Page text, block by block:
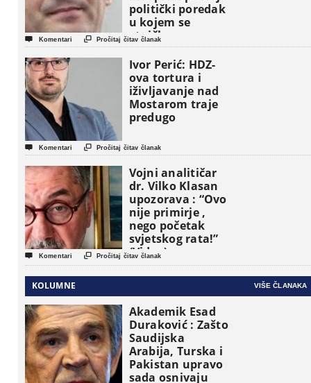
politički poredak
u kojem se
etničke grupe
pojavljuju kao
osnovne
političke jedinice
 Komentari  Pročitaj čitav članak
Ivor Perić: HDZ-
ova tortura i
iživljavanje nad
Mostarom traje
predugo
 Komentari  Pročitaj čitav članak
Vojni analitičar
dr. Vilko Klasan
upozorava : “Ovo
nije primirje ,
nego početak
svjetskog rata!”
(Video)
 Komentari  Pročitaj čitav članak
KOLUMNE VIŠE ČLANAKA
Akademik Esad
Duraković : Zašto
Saudijska
Arabija, Turska i
Pakistan upravo
sada osnivaju